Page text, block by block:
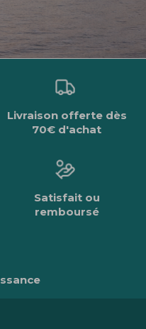
Livraison offerte dès
70€ d'achat
Satisfait ou
remboursé